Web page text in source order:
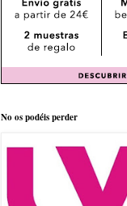
No os podéis perder